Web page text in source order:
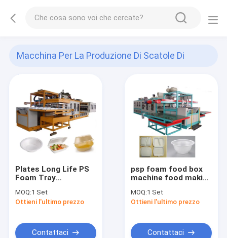
Macchina Per La Produzione Di Scatole Di
Imballaggio
(10)
Plates Long Life PS
Foam Tray
Making Machine
MOQ:1 Set
Ottieni l'ultimo prezzo
Contattaci
psp foam food box
machine food making
production line
MOQ:1 Set
Ottieni l'ultimo prezzo
Contattaci